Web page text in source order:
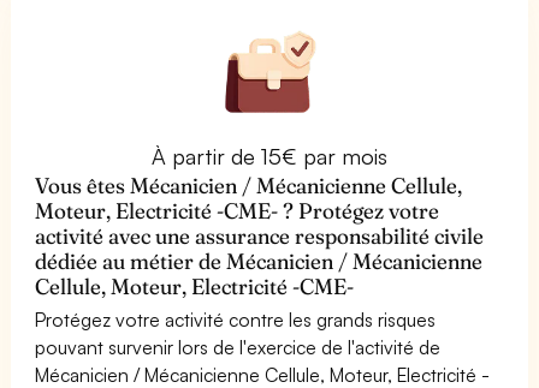
À partir de 15€ par mois
Vous êtes Mécanicien / Mécanicienne Cellule,
Moteur, Electricité -CME- ? Protégez votre
activité avec une assurance responsabilité civile
dédiée au métier de Mécanicien / Mécanicienne
Cellule, Moteur, Electricité -CME-
Protégez votre activité contre les grands risques
pouvant survenir lors de l'exercice de l'activité de
Mécanicien / Mécanicienne Cellule, Moteur, Electricité -